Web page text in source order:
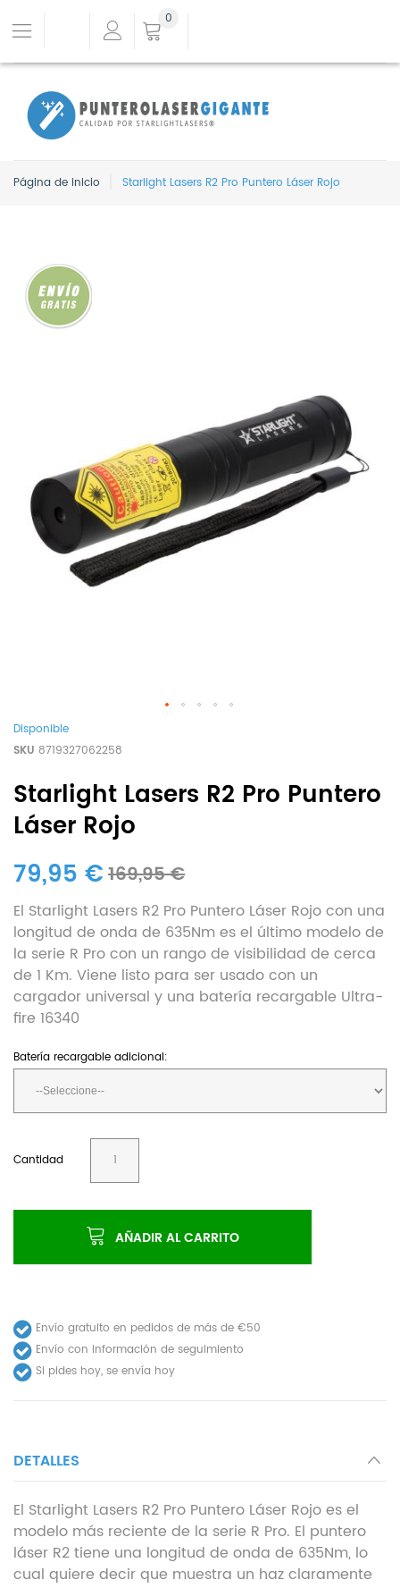
0
Página de inicio Starlight Lasers R2 Pro Puntero Láser Rojo
Disponible
SKU 8719327062258
Starlight Lasers R2 Pro Puntero
Láser Rojo
79,95 €169,95 €
El Starlight Lasers R2 Pro Puntero Láser Rojo con una
longitud de onda de 635Nm es el último modelo de
la serie R Pro con un rango de visibilidad de cerca
de 1 Km. Viene listo para ser usado con un
cargador universal y una batería recargable Ultra-
fire 16340
Batería recargable adicional:
Cantidad
AÑADIR AL CARRITO
Envío gratuito en pedidos de más de €50
Envío con información de seguimiento
Si pides hoy, se envía hoy
DETALLES
El Starlight Lasers R2 Pro Puntero Láser Rojo es el
modelo más reciente de la serie R Pro. El puntero
láser R2 tiene una longitud de onda de 635Nm, lo
cual quiere decir que muestra un haz claramente